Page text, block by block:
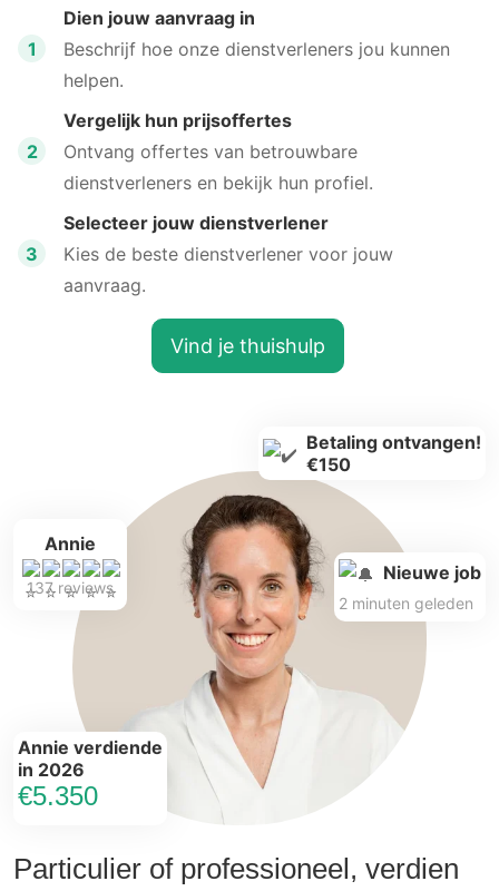
1
Dien jouw aanvraag in
Beschrijf hoe onze dienstverleners jou kunnen
helpen.
2
Vergelijk hun prijsoffertes
Ontvang offertes van betrouwbare
dienstverleners en bekijk hun profiel.
3
Selecteer jouw dienstverlener
Kies de beste dienstverlener voor jouw
aanvraag.
Vind je thuishulp
Particulier of professioneel, verdien
Annie
137 reviews
Annie verdiende
in 2026
€5.350
Betaling ontvangen!
€150
Nieuwe job
2 minuten geleden